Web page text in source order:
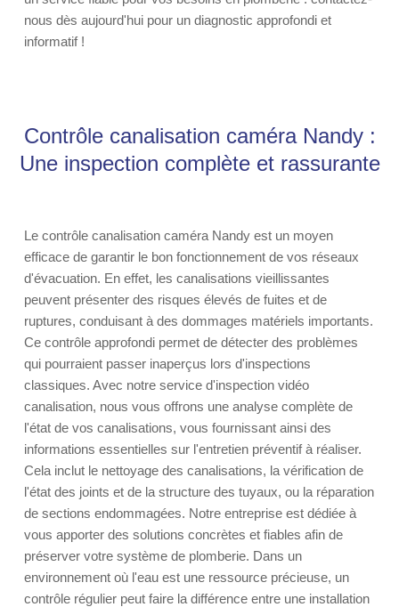
nous dès aujourd'hui pour un diagnostic approfondi et
informatif !
Contrôle canalisation caméra Nandy :
Une inspection complète et rassurante
Le contrôle canalisation caméra Nandy est un moyen
efficace de garantir le bon fonctionnement de vos réseaux
d'évacuation. En effet, les canalisations vieillissantes
peuvent présenter des risques élevés de fuites et de
ruptures, conduisant à des dommages matériels importants.
Ce contrôle approfondi permet de détecter des problèmes
qui pourraient passer inaperçus lors d'inspections
classiques. Avec notre service d'inspection vidéo
canalisation, nous vous offrons une analyse complète de
l'état de vos canalisations, vous fournissant ainsi des
informations essentielles sur l'entretien préventif à réaliser.
Cela inclut le nettoyage des canalisations, la vérification de
l'état des joints et de la structure des tuyaux, ou la réparation
de sections endommagées. Notre entreprise est dédiée à
vous apporter des solutions concrètes et fiables afin de
préserver votre système de plomberie. Dans un
environnement où l'eau est une ressource précieuse, un
contrôle régulier peut faire la différence entre une installation